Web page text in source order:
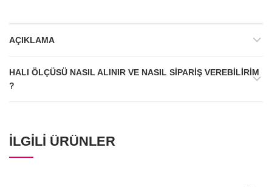
AÇIKLAMA
HALI ÖLÇÜSÜ NASIL ALINIR VE NASIL SIPARIŞ VEREBILIRIM
?
İLGILI ÜRÜNLER